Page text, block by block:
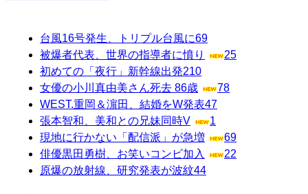
台風16号発生、トリプル台風に69
被爆者代表、世界の指導者に憤り
25
初めての「夜行」新幹線出発210
女優の小川真由美さん死去 86歳
78
WEST.重岡＆濵田、結婚をW発表47
張本智和、美和との兄妹同時V
1
現地に行かない「配信派」が急増
69
俳優黒田勇樹、お笑いコンビ加入
22
原爆の放射線、研究発表が波紋44